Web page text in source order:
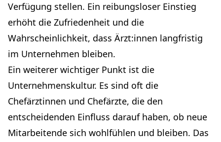
Verfügung stellen. Ein reibungsloser Einstieg
erhöht die Zufriedenheit und die
Wahrscheinlichkeit, dass Ärzt:innen langfristig
im Unternehmen bleiben.
Ein weiterer wichtiger Punkt ist die
Unternehmenskultur. Es sind oft die
Chefärztinnen und Chefärzte, die den
entscheidenden Einfluss darauf haben, ob neue
Mitarbeitende sich wohlfühlen und bleiben. Das